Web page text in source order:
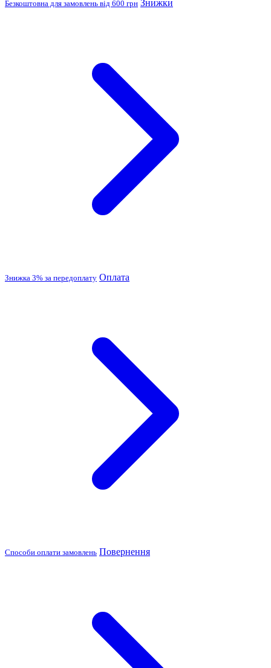
Безкоштовна для замовлень від 600 грн Знижки
Знижка 3% за передоплату Оплата
Способи оплати замовлень Повернення